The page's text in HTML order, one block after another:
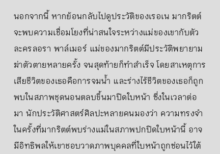
นอกจากนี้ หากย้อนกลับไปดูประวัติของเรอเน มากริตต์
จะพบความเชื่อมโยงที่น่าสนใจระหว่างแม่ของเขากับตัว
ละครลอรา พาล์เมอร์ แม่ของมากริตต์มีประวัติพยายาม
ฆ่าตัวตายหลายครั้ง จนสุดท้ายก็ทำสำเร็จ โดยสาเหตุการ
เสียชีวิตของเธอคือการจมน้ำ และร่างไร้ชีวิตของเธอก็ถูก
พบในสภาพชุดนอนตลบขึ้นมาปิดใบหน้า ซึ่งในเวลาต่อ
มา นักประวัติศาสตร์ศิลปะหลายคนมองว่า ความทรงจำ
ในครั้งที่มากริตต์พบร่างแม่ในสภาพปกปิดใบหน้านี้ อาจ
มีอิทธิพลให้เขาชอบวาดภาพบุคคลที่ใบหน้าถูกซ่อนไว้ใต้